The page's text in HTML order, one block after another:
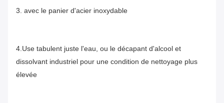
3. avec le panier d'acier inoxydable
4.Use tabulent juste l'eau, ou le décapant d'alcool et
dissolvant industriel pour une condition de nettoyage plus
élevée